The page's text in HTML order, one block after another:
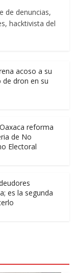
de denuncias,
hacktivista del
acoso a su
dron en su
reforma
de No
Electoral
es la segunda